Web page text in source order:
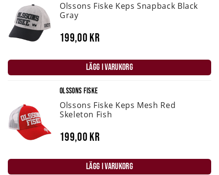
Olssons Fiske Keps Snapback Black
Gray
199,00 kr
LÄGG I VARUKORG
OLSSONS FISKE
Olssons Fiske Keps Mesh Red
Skeleton Fish
199,00 kr
LÄGG I VARUKORG